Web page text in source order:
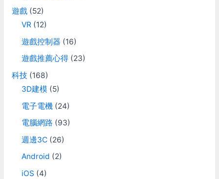
遊戲(52)
VR(12)
遊戲控制器 (16)
遊戲推薦心得(23)
科技(168)
3D建模 (5)
電子電機(24)
電腦網路 (93)
週邊3C(26)
Android (2)
iOS (4)